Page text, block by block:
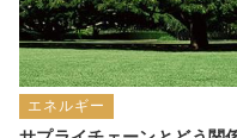
エネルギー